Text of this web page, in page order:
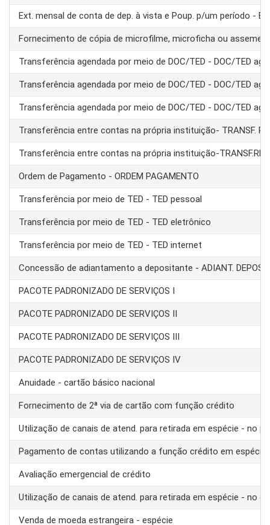
Ext. mensal de conta de dep. à vista e Poup. p/um período -
Fornecimento de cópia de microfilme, microficha ou
Transferência agendada por meio de DOC/TED - DOC/TED
Transferência agendada por meio de DOC/TED - DOC/TED
Transferência agendada por meio de DOC/TED - DOC/TED
Transferência entre contas na própria instituição- TRANSF.
Transferência entre contas na própria instituição-
Ordem de Pagamento - ORDEM PAGAMENTO
Transferência por meio de TED - TED pessoal
Transferência por meio de TED - TED eletrônico
Transferência por meio de TED - TED internet
Concessão de adiantamento a depositante - ADIANT.
PACOTE PADRONIZADO DE SERVIÇOS I
PACOTE PADRONIZADO DE SERVIÇOS II
PACOTE PADRONIZADO DE SERVIÇOS III
PACOTE PADRONIZADO DE SERVIÇOS IV
Anuidade - cartão básico nacional
Fornecimento de 2ª via de cartão com função crédito
Utilização de canais de atend. para retirada em espécie - no
Pagamento de contas utilizando a função crédito em espécie
Avaliação emergencial de crédito
Utilização de canais de atend. para retirada em espécie - no
Venda de moeda estrangeira - espécie